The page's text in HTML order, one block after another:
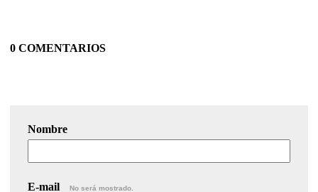
0 COMENTARIOS
Nombre
E-mail No será mostrado.